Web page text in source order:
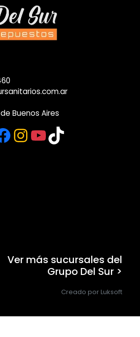
Buenos Aires
Instagram
YouTube
TikTok
Ver más sucursales del
Grupo Del Sur >
Creado por Luksoft